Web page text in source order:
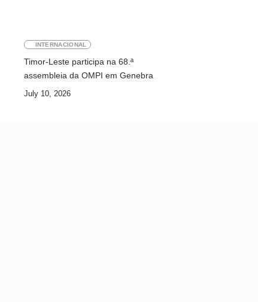
INTERNACIONAL
Timor-Leste participa na 68.ª
assembleia da OMPI em Genebra
July 10, 2026